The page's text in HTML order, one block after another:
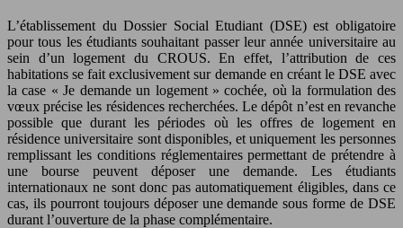
L’établissement du Dossier Social Etudiant (DSE) est obligatoire
pour tous les étudiants souhaitant passer leur année universitaire au
sein d’un logement du CROUS. En effet, l’attribution de ces
habitations se fait exclusivement sur demande en créant le DSE avec
la case « Je demande un logement » cochée, où la formulation des
vœux précise les résidences recherchées. Le dépôt n’est en revanche
possible que durant les périodes où les offres de logement en
résidence universitaire sont disponibles, et uniquement les personnes
remplissant les conditions réglementaires permettant de prétendre à
une bourse peuvent déposer une demande. Les étudiants
internationaux ne sont donc pas automatiquement éligibles, dans ce
cas, ils pourront toujours déposer une demande sous forme de DSE
durant l’ouverture de la phase complémentaire.